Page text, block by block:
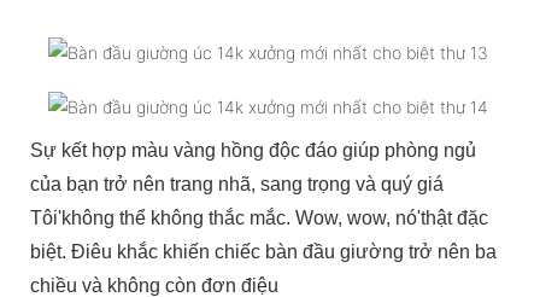
Sự kết hợp màu vàng hồng độc đáo giúp phòng ngủ
của bạn trở nên trang nhã, sang trọng và quý giá
Tôi'không thể không thắc mắc. Wow, wow, nó'thật đặc
biệt. Điêu khắc khiến chiếc bàn đầu giường trở nên ba
chiều và không còn đơn điệu